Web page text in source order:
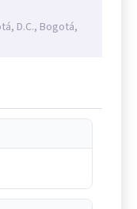
D.C., Bogotá,